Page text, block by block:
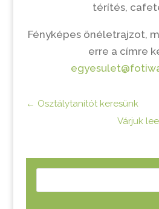
térítés,
Fényképes önéletrajzot,
erre a címre
← Osztálytanítót keresünk
Várjuk